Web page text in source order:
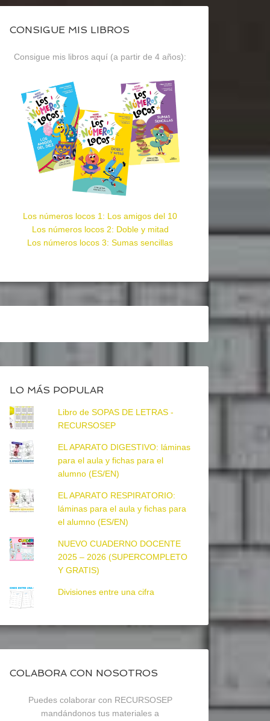
CONSIGUE MIS LIBROS
Consigue mis libros aquí (a partir de 4 años):
Los números locos 1: Los amigos del 10
Los números locos 2: Doble y mitad
Los números locos 3: Sumas sencillas
LO MÁS POPULAR
Libro de SOPAS DE LETRAS -
RECURSOSEP
EL APARATO DIGESTIVO: láminas
para el aula y fichas para el
alumno (ES/EN)
EL APARATO RESPIRATORIO:
láminas para el aula y fichas para
el alumno (ES/EN)
NUEVO CUADERNO DOCENTE
2025 – 2026 (SUPERCOMPLETO
Y GRATIS)
Divisiones entre una cifra
COLABORA CON NOSOTROS
Puedes colaborar con RECURSOSEP
mandándonos tus materiales a